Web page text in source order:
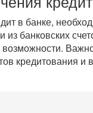
в банке,
банковских
кредитования